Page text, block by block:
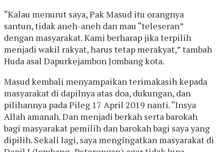
“Kalau menurut saya, Pak Masud itu orangnya
santun, tidak aneh-aneh dan mau “teleseran”
dengan masyarakat. Kami berharap jika terpilih
menjadi wakil rakyat, harus tetap merakyat,” tambah
Huda asal Dapurkejambon Jombang kota.
Masud kembali menyampaikan terimakasih kepada
masyarakat di dapilnya atas doa, dukungan, dan
pilihannya pada Pileg 17 April 2019 nanti. “Insya
Allah amanah. Dan menjadi berkah serta barokah
bagi masyarakat pemilih dan barokah bagi saya yang
dipilih. Sekali lagi, saya mengingatkan masyarakat di